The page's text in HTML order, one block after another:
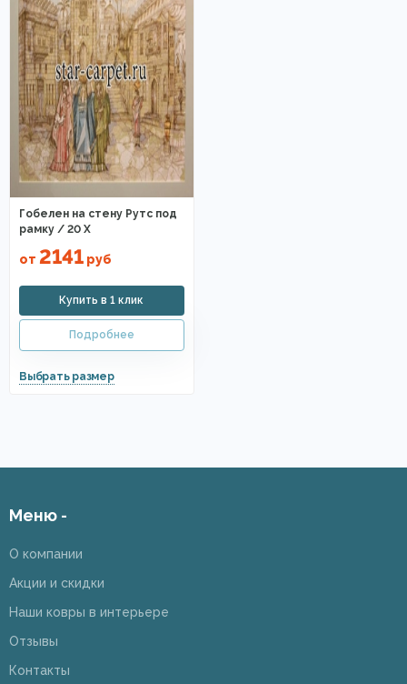
Гобелен на стену Рутс под
рамку / 20 X
от 2141 руб
Меню -
О компании
Акции и скидки
Наши ковры в интерьере
Отзывы
Контакты